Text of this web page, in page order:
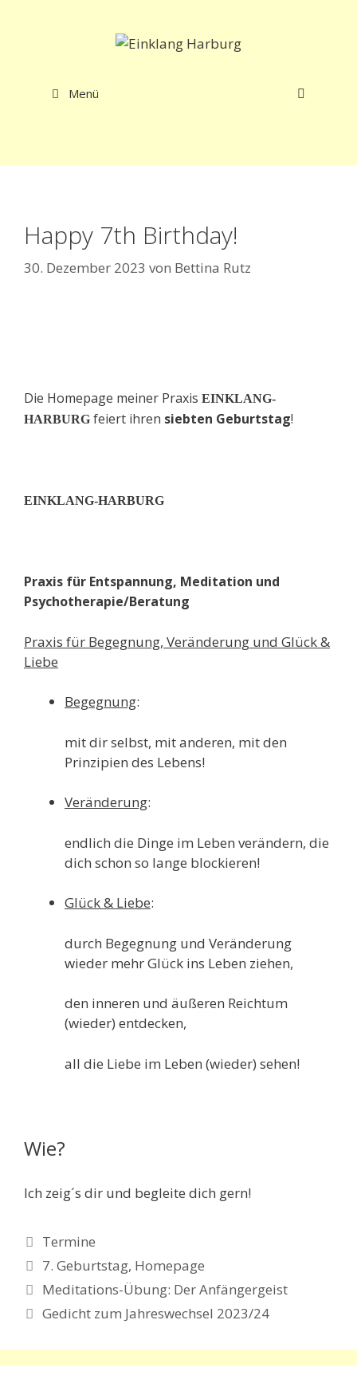
Menü
Happy 7th Birthday!
30. Dezember 2023 von Bettina Rutz
Die Homepage meiner Praxis EINKLANG-
HARBURG feiert ihren siebten Geburtstag!
EINKLANG-HARBURG
Praxis für Entspannung, Meditation und
Psychotherapie/Beratung
Praxis für Begegnung, Veränderung und Glück &
Liebe
Begegnung:
mit dir selbst, mit anderen, mit den
Prinzipien des Lebens!
Veränderung:
endlich die Dinge im Leben verändern, die
dich schon so lange blockieren!
Glück & Liebe:
durch Begegnung und Veränderung
wieder mehr Glück ins Leben ziehen,
den inneren und äußeren Reichtum
(wieder) entdecken,
all die Liebe im Leben (wieder) sehen!
Wie?
Ich zeig´s dir und begleite dich gern!
Kategorien
Termine
Schlagwörter
7. Geburtstag, Homepage
Meditations-Übung: Der Anfängergeist
Gedicht zum Jahreswechsel 2023/24